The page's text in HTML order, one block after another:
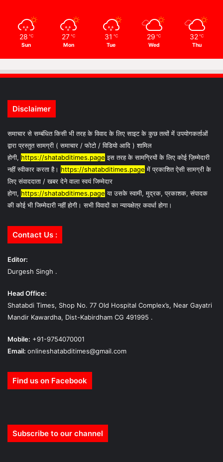
28 ℃
Sun
27 ℃
Mon
31 ℃
Tue
29 ℃
Wed
32 ℃
Thu
Disclaimer
समाचार से सम्बंधित किसी भी तरह के विवाद के लिए साइट के कुछ तत्वों में उपयोगकर्ताओं
द्वारा प्रस्तुत सामग्री ( समाचार / फोटो / विडियो आदि ) शामिल
होगी, https://shatabditimes.page इस तरह के सामग्रियों के लिए कोई ज़िम्मेदारी
नहीं स्वीकार करता है। https://shatabditimes.page में प्रकाशित ऐसी सामग्री के
लिए संवाददाता / खबर देने वाला स्वयं जिम्मेदार
होगा, https://shatabditimes.page या उसके स्वामी, मुद्रक, प्रकाशक, संपादक
की कोई भी जिम्मेदारी नहीं होगी। सभी विवादों का न्यायक्षेत्र कवर्धा होगा।
Contact Us :
Editor:
Durgesh Singh .
Head Office:
Shatabdi Times, Shop No. 77 Old Hospital Complex’s, Near Gayatri
Mandir Kawardha, Dist-Kabirdham CG 491995 .
Mobile: +91-9754070001
Email: onlineshatabditimes@gmail.com
Find us on Facebook
Subscribe to our channel